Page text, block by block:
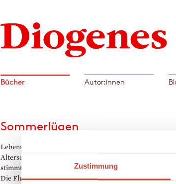
Zustimmung
Bücher Autor:innen
Sommerlügen
Lebensentwürfe, Liebeshoffnungen,
Alterseinsichten – was ist Illusion, und was
stimmt? Was bleibt, wenn eine Illusion zerplatzt?
Die Flucht in eine andere? Weil das Leben ohne